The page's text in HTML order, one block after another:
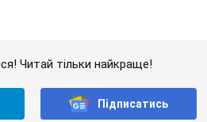
Читай тільки найкраще!
Підписатись